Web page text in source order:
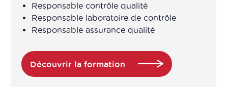
Chargé affaires réglementaires
Chargé affaires réglementaires
Chargé amélioration continue
Responsable contrôle qualité
Responsable laboratoire de contrôle
Responsable assurance qualité
Découvrir la formation